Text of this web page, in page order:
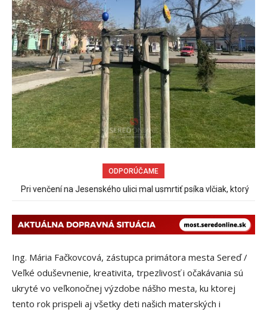
ODPORÚČAME
Pri venčení na Jesenského ulici mal usmrtiť psíka vlčiak, ktorý
Ing. Mária Fačkovcová, zástupca primátora mesta Sereď /
Veľké oduševnenie, kreativita, trpezlivosť i očakávania sú
ukryté vo veľkonočnej výzdobe nášho mesta, ku ktorej
tento rok prispeli aj všetky deti našich materských i